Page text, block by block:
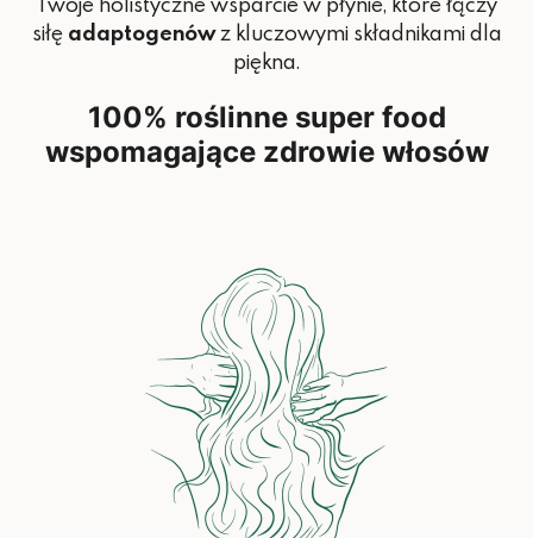
siłę adaptogenówz kluczowymi składnikami dla
piękna.
100% roślinne super food
wspomagające zdrowie włosów